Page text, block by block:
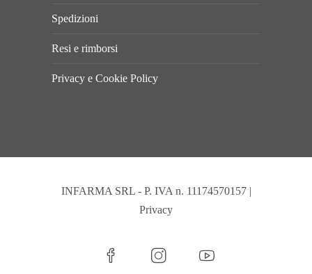
Spedizioni
Resi e rimborsi
Privacy e Cookie Policy
INFARMA SRL - P. IVA n. 11174570157 |
Privacy